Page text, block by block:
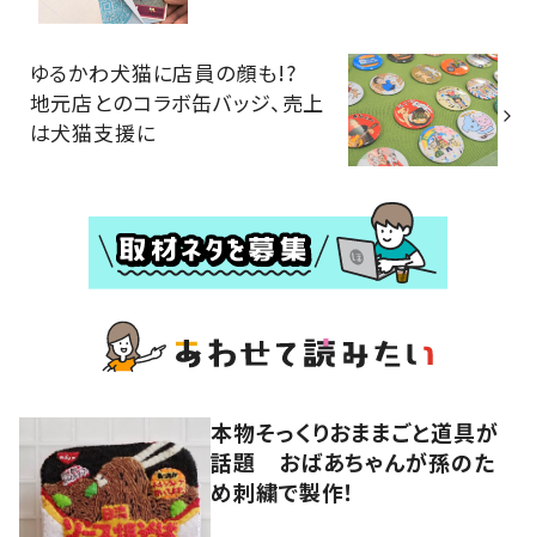
ゆるかわ犬猫に店員の顔も!?
地元店とのコラボ缶バッジ、売上
は犬猫支援に
本物そっくりおままごと道具が
話題 おばあちゃんが孫のた
め刺繍で製作！